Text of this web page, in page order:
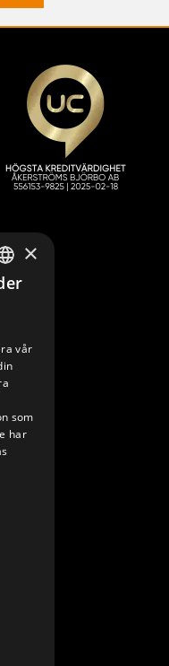
TX50/51/52
000
KIT CLIPON
54
000
×
vår
som
har